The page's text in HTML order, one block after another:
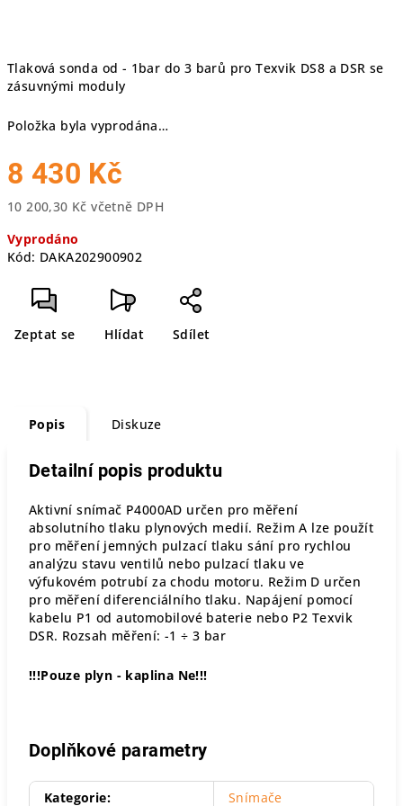
Tlaková sonda od - 1bar do 3 barů pro Texvik DS8 a DSR se
zásuvnými moduly
Položka byla vyprodána…
8 430 Kč
10 200,30 Kč včetně DPH
cena:
Vyprodáno
Kód: DAKA202900902
Zeptat se Hlídat Sdílet
Popis Diskuze
Detailní popis produktu
Aktivní snímač P4000AD určen pro měření
absolutního tlaku plynových medií. Režim A lze použít
pro měření jemných pulzací tlaku sání pro rychlou
analýzu stavu ventilů nebo pulzací tlaku ve
výfukovém potrubí za chodu motoru. Režim D určen
pro měření diferenciálního tlaku. Napájení pomocí
kabelu P1 od automobilové baterie nebo P2 Texvik
DSR. Rozsah měření: -1 ÷ 3 bar
!!!Pouze plyn - kaplina Ne!!!
Doplňkové parametry
Kategorie:
Snímače